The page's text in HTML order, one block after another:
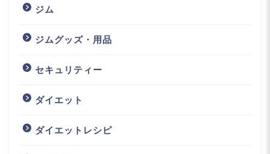
ジム
ジムグッズ・用品
セキュリティー
ダイエット
ダイエットレシピ